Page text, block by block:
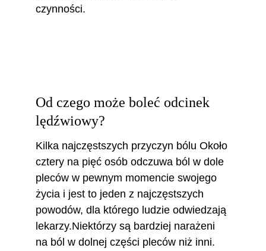
czynności.
Od czego może boleć odcinek
lędźwiowy?
Kilka najczęstszych przyczyn bólu Około
cztery na pięć osób odczuwa ból w dole
pleców w pewnym momencie swojego
życia i jest to jeden z najczęstszych
powodów, dla którego ludzie odwiedzają
lekarzy.Niektórzy są bardziej narażeni
na ból w dolnej części pleców niż inni.